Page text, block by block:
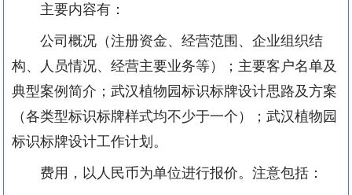
主要内容有：
公司概况（注册资金、经营范围、企业组织结
构、人员情况、经营主要业务等）；主要客户名单及
典型案例简介；武汉植物园标识标牌设计思路及方案
（各类型标识标牌样式均不少于一个）；武汉植物园
标识标牌设计工作计划。
费用，以人民币为单位进行报价。注意包括：